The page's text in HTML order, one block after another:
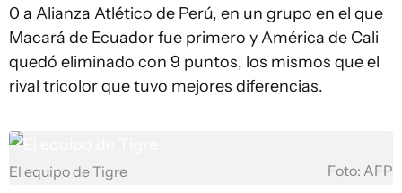
0 a Alianza Atlético de Perú, en un grupo en el que
Macará de Ecuador fue primero y América de Cali
quedó eliminado con 9 puntos, los mismos que el
rival tricolor que tuvo mejores diferencias.
El equipo de Tigre Foto: AFP